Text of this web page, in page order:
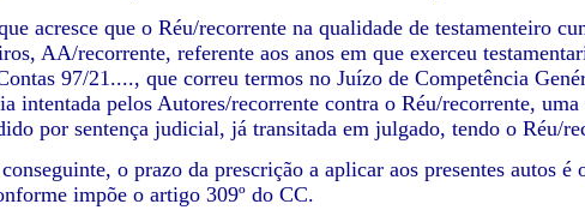
que o Réu/recorrente na qualidade de testamenteiro
AA/recorrente, referente aos anos em que exerceu
97/21...., que correu termos no Juízo de Competência
intentada pelos Autores/recorrente contra o Réu/recorrente,
por sentença judicial, já transitada em julgado, tendo o Réu/
o prazo da prescrição a aplicar aos presentes autos é
impõe o artigo 309º do CC.